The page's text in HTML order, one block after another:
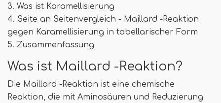
3. Was ist Karamellisierung
4. Seite an Seitenvergleich - Maillard -Reaktion
gegen Karamellisierung in tabellarischer Form
5. Zusammenfassung
Was ist Maillard -Reaktion?
Die Maillard -Reaktion ist eine chemische
Reaktion, die mit Aminosäuren und Reduzierung